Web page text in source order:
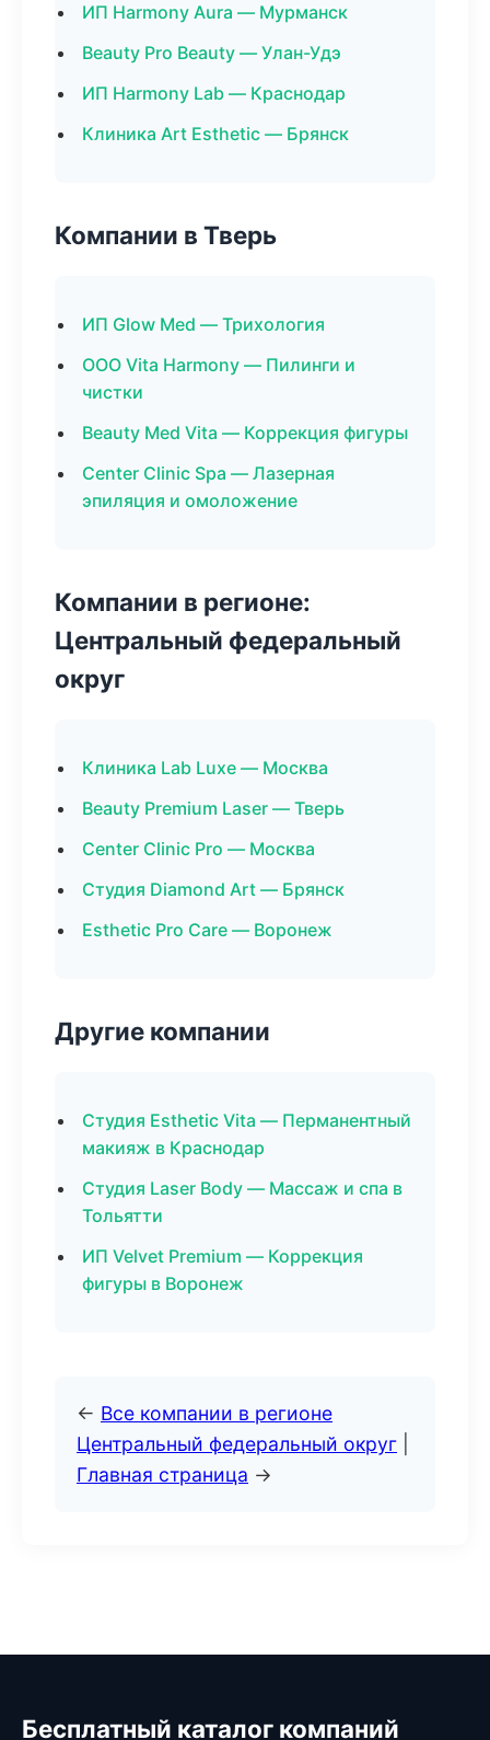
ИП Harmony Aura — Мурманск
Beauty Pro Beauty — Улан-Удэ
ИП Harmony Lab — Краснодар
Клиника Art Esthetic — Брянск
Компании в Тверь
ИП Glow Med — Трихология
ООО Vita Harmony — Пилинги и
чистки
Beauty Med Vita — Коррекция фигуры
Center Clinic Spa — Лазерная
эпиляция и омоложение
Компании в регионе:
Центральный федеральный
округ
Клиника Lab Luxe — Москва
Beauty Premium Laser — Тверь
Center Clinic Pro — Москва
Студия Diamond Art — Брянск
Esthetic Pro Care — Воронеж
Другие компании
Студия Esthetic Vita — Перманентный
макияж в Краснодар
Студия Laser Body — Массаж и спа в
Тольятти
ИП Velvet Premium — Коррекция
фигуры в Воронеж
← Все компании в регионе
Центральный федеральный округ
Главная страница →
Бесплатный каталог компаний